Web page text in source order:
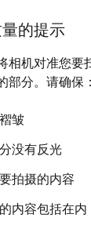
的提示
相机对准您要
部分。请确保：
皱
没有反光
拍摄的内容
内容包括在内